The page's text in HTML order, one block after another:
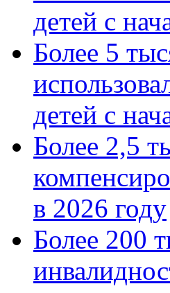
детей с
Более 5
детей с
Более 2,5
в 2026 году
Более 200